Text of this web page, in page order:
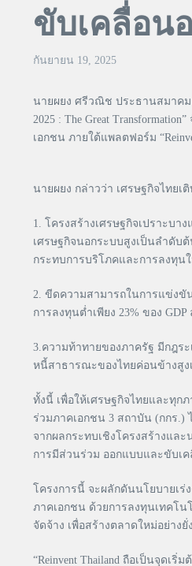
ขับเคลื่อน
กันยายน 19, 2025
นายผยง ศรีวณิช ประธานสมาคมธ
2025 : The Great
เอกชน ภายใต้แพลตฟอร์ม
นายผยง กล่าวว่า เศรษฐกิจไทย
1. โครงสร้างเศรษฐกิจเปราะบ
เศรษฐกิจนอกระบบสูงเป็นลำดับ
กระทบการบริโภคและการลงทุน
2. ขีดความสามารถในการแข่งขั
การลงทุนต่ำเพียง 23% ของ
3.ความท้าทายของภาครัฐ มีกฎร
หนี้สาธารณะของไทยค่อนข้างสูง
ทั้งนี้ เพื่อให้เศรษฐกิจไทยและทุ
ร่วมภาคเอกชน 3 สถาบัน (กกร.)
จากผลกระทบเชิงโครงสร้างและ
การมีส่วนร่วม ออกแบบและขับเค
โครงการนี้ จะผลักดันนโยบายเ
ภาคเอกชน ด้วยการลงทุนเทคโ
จัดจ้าง เพื่อสร้างตลาดใหม่อย่างยั่
“Reinvent Thailand ถือเป็นจุดเ